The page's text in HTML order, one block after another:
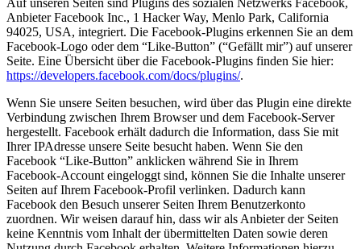
Auf unseren Seiten sind Plugins des sozialen Netzwerks Facebook,
Anbieter Facebook Inc., 1 Hacker Way, Menlo Park, California
94025, USA, integriert. Die Facebook-Plugins erkennen Sie an dem
Facebook-Logo oder dem “Like-Button” (“Gefällt mir”) auf unserer
Seite. Eine Übersicht über die Facebook-Plugins finden Sie hier:
https://developers.facebook.com/docs/plugins/.
Wenn Sie unsere Seiten besuchen, wird über das Plugin eine direkte
Verbindung zwischen Ihrem Browser und dem Facebook-Server
hergestellt. Facebook erhält dadurch die Information, dass Sie mit
Ihrer IPAdresse unsere Seite besucht haben. Wenn Sie den
Facebook “Like-Button” anklicken während Sie in Ihrem
Facebook-Account eingeloggt sind, können Sie die Inhalte unserer
Seiten auf Ihrem Facebook-Profil verlinken. Dadurch kann
Facebook den Besuch unserer Seiten Ihrem Benutzerkonto
zuordnen. Wir weisen darauf hin, dass wir als Anbieter der Seiten
keine Kenntnis vom Inhalt der übermittelten Daten sowie deren